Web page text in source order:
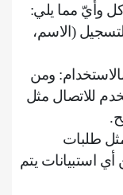
وأيّ مما يلي:
(الاسم،
ومن
للاتصال مثل
طلبات
استبيانات يتم